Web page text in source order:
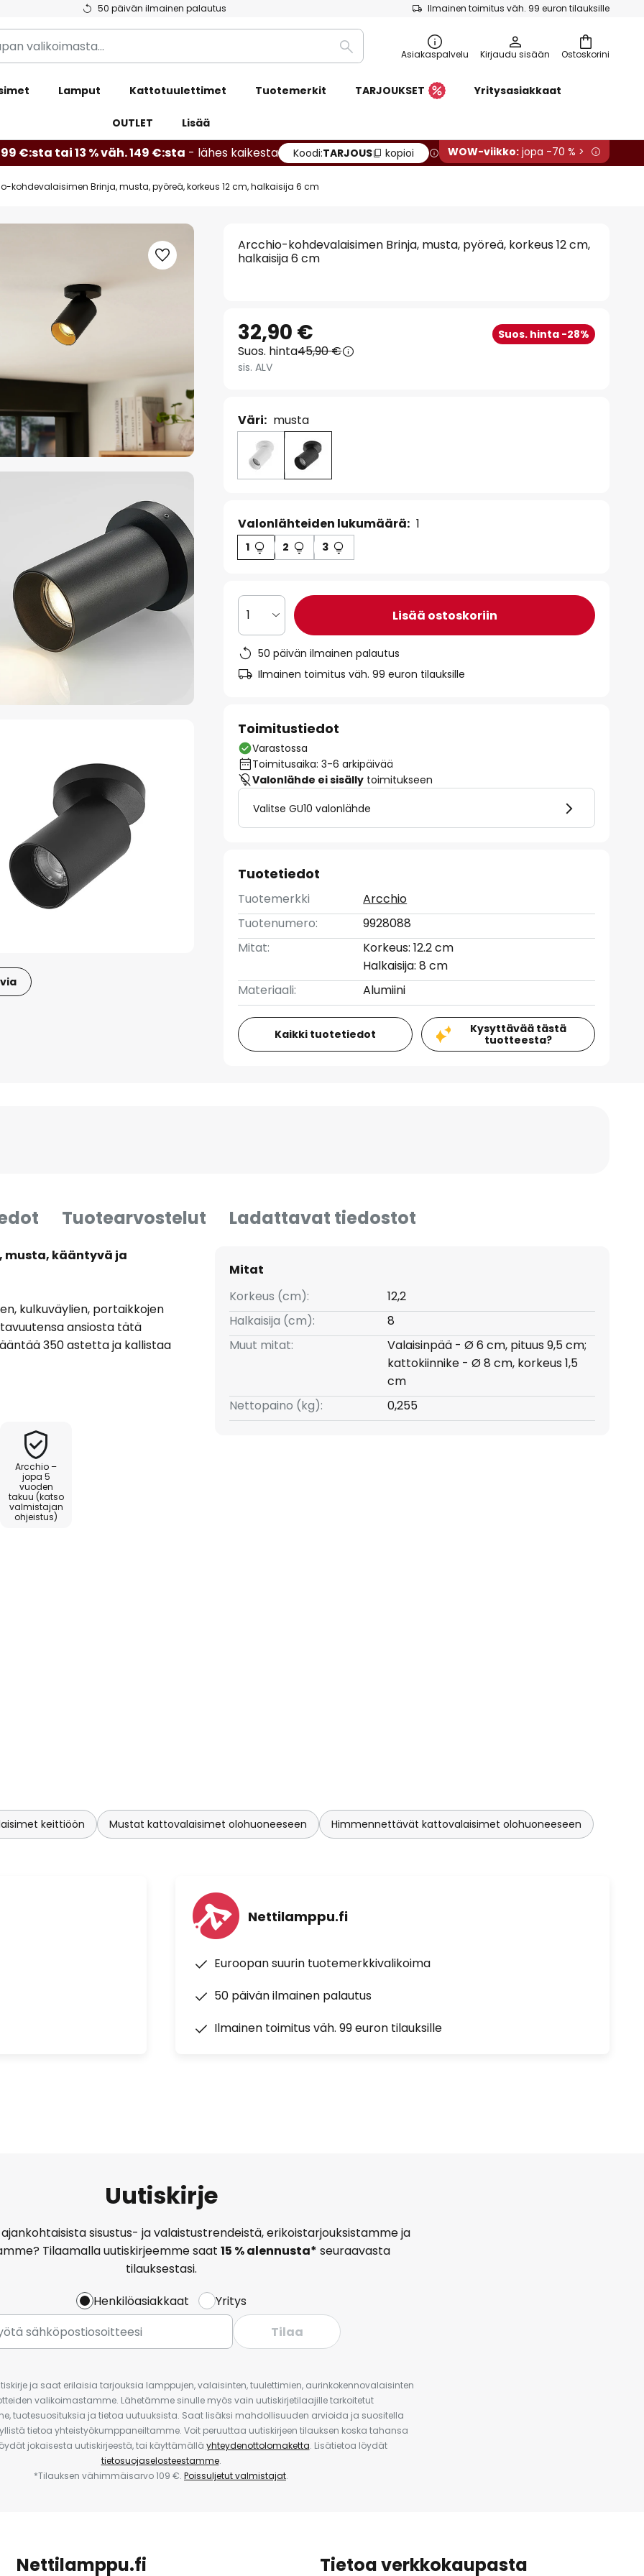
50 päivän ilmainen palautus Ilmainen toimitus väh. 99 euron tilauksille
Ostoskorini
Etsi Asiakaspalvelu Kirjaudu sisään
Lamput Kattotuulettimet Tuotemerkit TARJOUKSET Yritysasiakkaat
OUTLET Lisää
€:sta tai 13 % väh. 149 €:sta - lähes kaikesta Koodi:TARJOUS kopioi WOW-viikko: jopa -70 % >
kohdevalaisimen Brinja, musta, pyöreä, korkeus 12 cm, halkaisija 6 cm
Arcchio-kohdevalaisimen Brinja, musta, pyöreä, korkeus 12 cm,
halkaisija 6 cm
32,90 € Suos. hinta -28%
Suos. hinta45,90 €
sis. ALV
Väri: musta
Valonlähteiden lukumäärä: 1
1 2 3
1 Lisää ostoskoriin
50 päivän ilmainen palautus
Ilmainen toimitus väh. 99 euron tilauksille
Toimitustiedot
Varastossa
Toimitusaika: 3-6 arkipäivää
Valonlähde ei sisälly toimitukseen
Valitse GU10 valonlähde
Tuotetiedot
Tuotemerkki
Arcchio
Tuotenumero:
9928088
Mitat:
Korkeus: 12.2 cm
Halkaisija: 8 cm
Materiaali:
Alumiini
Kaikki tuotetiedot
Kysyttävää tästä
tuotteesta?
Tuotearvostelut Ladattavat tiedostot
musta, kääntyvä ja
kulkuväylien, portaikkojen
ansiosta tätä
350 astetta ja kallistaa
tai esineet voidaan valaista
klassisella mustalla
näyttävän ja modernin
yksityiseen ja kaupalliseen
ja kultainen koristekehä
Arcchio –
jopa 5
vuoden
takuu (katso
valmistajan
ohjeistus)
Mitat
Korkeus (cm):
12,2
Halkaisija (cm):
8
Muut mitat:
Valaisinpää - Ø 6 cm, pituus 9,5 cm;
kattokiinnike - Ø 8 cm, korkeus 1,5
cm
Nettopaino (kg):
0,255
keittiöön Mustat kattovalaisimet olohuoneeseen Himmennettävät kattovalaisimet olohuoneeseen
Nettilamppu.fi
Euroopan suurin tuotemerkkivalikoima
50 päivän ilmainen palautus
Ilmainen toimitus väh. 99 euron tilauksille
Uutiskirje
sisustus- ja valaistustrendeistä, erikoistarjouksistamme ja
Tilaamalla uutiskirjeemme saat 15 % alennusta* seuraavasta
tilauksestasi.
Henkilöasiakkaat
Yritys
Tilaa
ja saat erilaisia tarjouksia lamppujen, valaisinten, tuulettimien, aurinkokennovalaisinten
valikoimastamme. Lähetämme sinulle myös vain uutiskirjetilaajille tarkoitetut
tuotesuosituksia ja tietoa uutuuksista. Saat lisäksi mahdollisuuden arvioida ja suositella
tietoa yhteistyökumppaneiltamme. Voit peruuttaa uutiskirjeen tilauksen koska tahansa
jokaisesta uutiskirjeestä, tai käyttämällä yhteydenottolomaketta. Lisätietoa löydät
tietosuojaselosteestamme.
*Tilauksen vähimmäisarvo 109 €. Poissuljetut valmistajat.
Nettilamppu.fi Tietoa verkkokaupasta